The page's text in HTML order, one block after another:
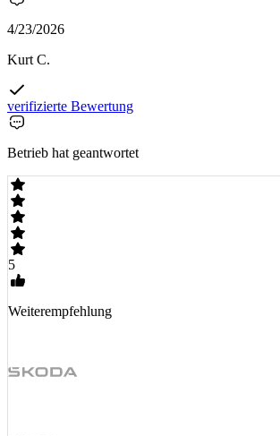
4/23/2026
Kurt C.
verifizierte Bewertung
Betrieb hat geantwortet
5
Weiterempfehlung